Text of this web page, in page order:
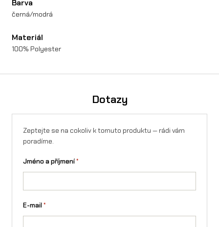
s
v
Barva
černá/modrá
Materiál
100% Polyester
Dotazy
Zeptejte se na cokoliv k tomuto produktu — rádi vám
poradíme.
Jméno a příjmení*
E-mail*